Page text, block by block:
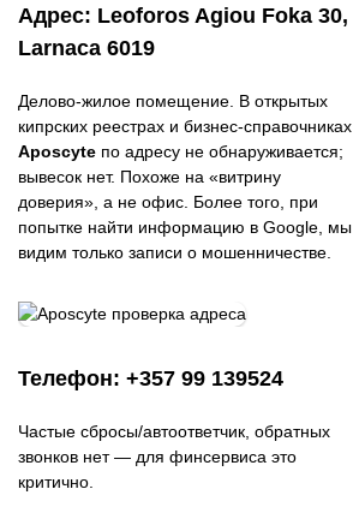
Адрес: Leoforos Agiou Foka 30,
Larnaca 6019
Делово-жилое помещение. В открытых
кипрских реестрах и бизнес-справочниках
Aposcyte по адресу не обнаруживается;
вывесок нет. Похоже на «витрину
доверия», а не офис. Более того, при
попытке найти информацию в Google, мы
видим только записи о мошенничестве.
Телефон: +357 99 139524
Частые сбросы/автоответчик, обратных
звонков нет — для финсервиса это
критично.